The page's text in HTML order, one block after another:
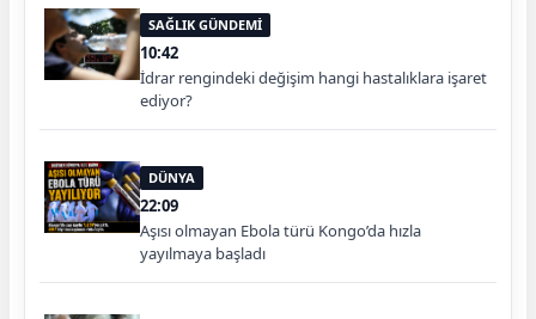
SAĞLIK GÜNDEMİ
10:42
İdrar rengindeki değişim hangi hastalıklara işaret
ediyor?
DÜNYA
22:09
Aşısı olmayan Ebola türü Kongo’da hızla
yayılmaya başladı